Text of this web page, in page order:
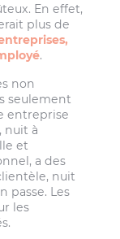
En effet,
plus de
.
non
seulement
entreprise
nuit à
et
a des
nuit
passe. Les
les